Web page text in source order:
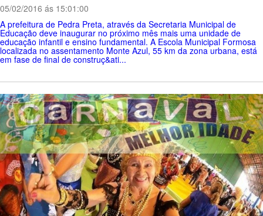
05/02/2016 ás 15:01:00
A prefeitura de Pedra Preta, através da Secretaria Municipal de
Educação deve inaugurar no próximo mês mais uma unidade de
educação infantil e ensino fundamental. A Escola Municipal Formosa
localizada no assentamento Monte Azul, 55 km da zona urbana, está
em fase de final de construç&ati...